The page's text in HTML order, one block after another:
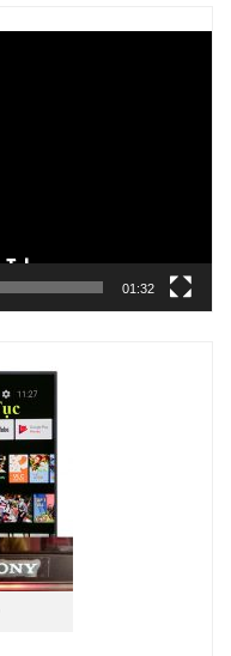
01:32